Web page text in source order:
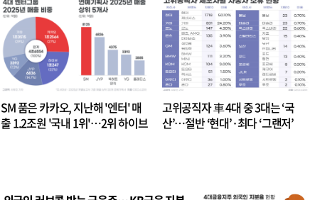
SM 품은 카카오, 지난해 '엔터' 매
출 1.2조원 '국내 1위'…2위 하이브
고위공직자 車 4대 중 3대는 ‘국
산’…절반 ‘현대’·최다 ‘그랜저’